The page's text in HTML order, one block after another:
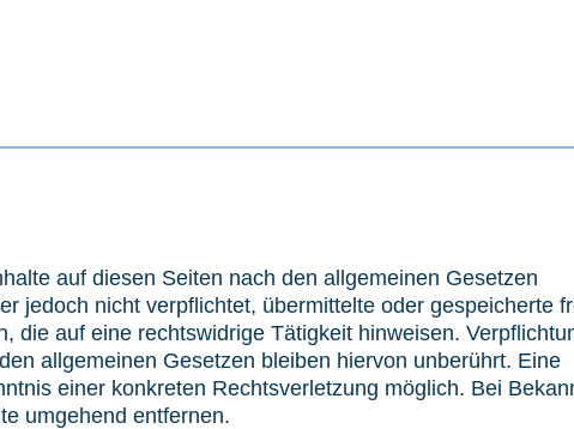
auf diesen Seiten nach den allgemeinen Gesetzen
jedoch nicht verpflichtet, übermittelte oder gespeicherte
die auf eine rechtswidrige Tätigkeit hinweisen.
allgemeinen Gesetzen bleiben hiervon unberührt. Eine
einer konkreten Rechtsverletzung möglich. Bei
umgehend entfernen.